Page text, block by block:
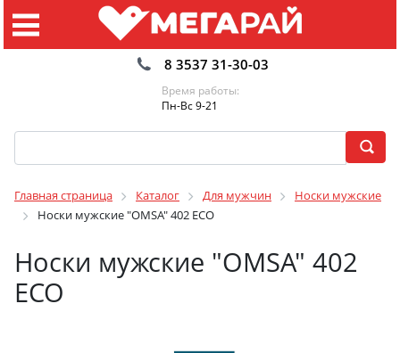
8 3537 31-30-03
Время работы:
Пн-Вс 9-21
Главная страница Каталог Для мужчин
Носки мужские
Носки мужские "OMSA" 402 ECO
Носки мужские "OMSA" 402
ECO